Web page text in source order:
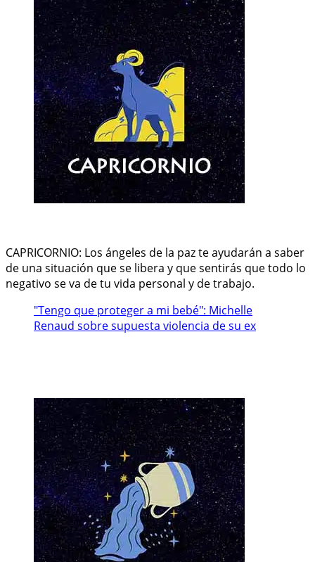
CAPRICORNIO: Los ángeles de la paz te ayudarán a saber
de una situación que se libera y que sentirás que todo lo
negativo se va de tu vida personal y de trabajo.
"Tengo que proteger a mi bebé": Michelle
Renaud sobre supuesta violencia de su ex